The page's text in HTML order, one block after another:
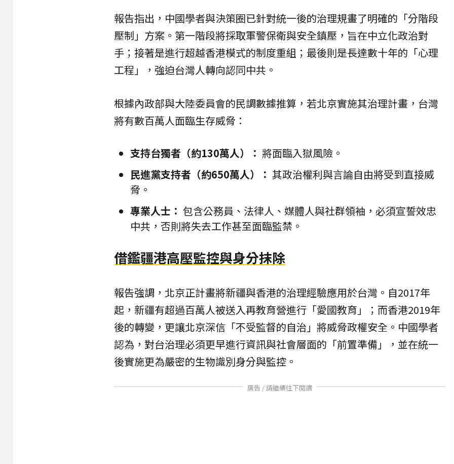
報告指出， 中國學者與決策圈已針對統一後的治理規畫了明確的「分階段
壓制」方案。第一階段將採取軍警保衛與安全鎮壓，旨在中立化政治對
手；接著是進行超越香港模式的制度重組；最後則是長達數十年的「心理
工程」，強迫台灣人轉向認同中共。
根據內政部與大陸委員會的民調數據推算，若北京實施其治理計畫，台灣
將有數百萬人面臨生存威脅：
支持台獨者（約130萬人）： 將面臨入獄風險。
民進黨支持者（約650萬人）： 其政治權利與言論自由將受到直接威
脅。
專業人士： 包含公務員、法律人、媒體人與社群領袖，必須宣誓效忠
中共，否則將失去工作甚至面臨監禁 。
借鑑疆港高壓監控與身分抹除
報告強調，北京正計畫將新疆與香港的治理經驗應用於台灣。自2017年
起，新疆有超過百萬人被送入再教育營進行「愛國教育」；而香港2019年
後的轉變，更讓北京深信「不受監督的自治」將威脅政權安全。中國學者
認為，對台治理必須更早進行資訊與社會層面的「前置準備」，並在統一
後實施更為嚴密的生物識別身分與監控。
廣告 / 請繼續往下閱讀